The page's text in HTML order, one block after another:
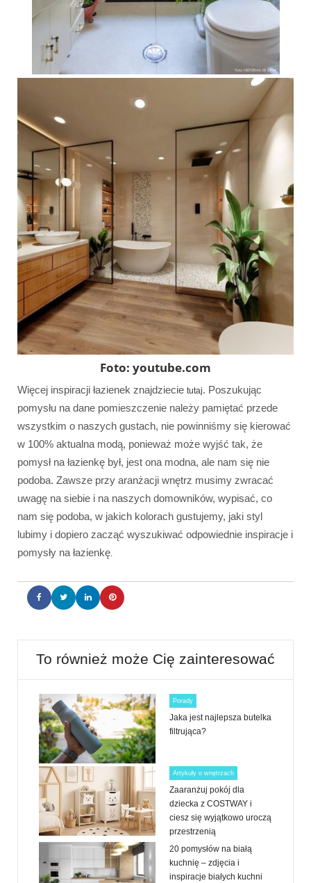
Foto: youtube.com
Więcej inspiracji łazienek znajdziecie tutaj. Poszukując
pomysłu na dane pomieszczenie należy pamiętać przede
wszystkim o naszych gustach, nie powinniśmy się kierować
w 100% aktualna modą, ponieważ może wyjść tak, że
pomysł na łazienkę był, jest ona modna, ale nam się nie
podoba. Zawsze przy aranżacji wnętrz musimy zwracać
uwagę na siebie i na naszych domowników, wypisać, co
nam się podoba, w jakich kolorach gustujemy, jaki styl
lubimy i dopiero zacząć wyszukiwać odpowiednie inspiracje i
pomysły na łazienkę.
To również może Cię zainteresować
Porady
Jaka jest najlepsza butelka
filtrująca?
Artykuły o wnętrzach
Zaaranżuj pokój dla
dziecka z COSTWAY i
ciesz się wyjątkowo uroczą
przestrzenią
20 pomysłów na białą
kuchnię – zdjęcia i
inspiracje białych kuchni